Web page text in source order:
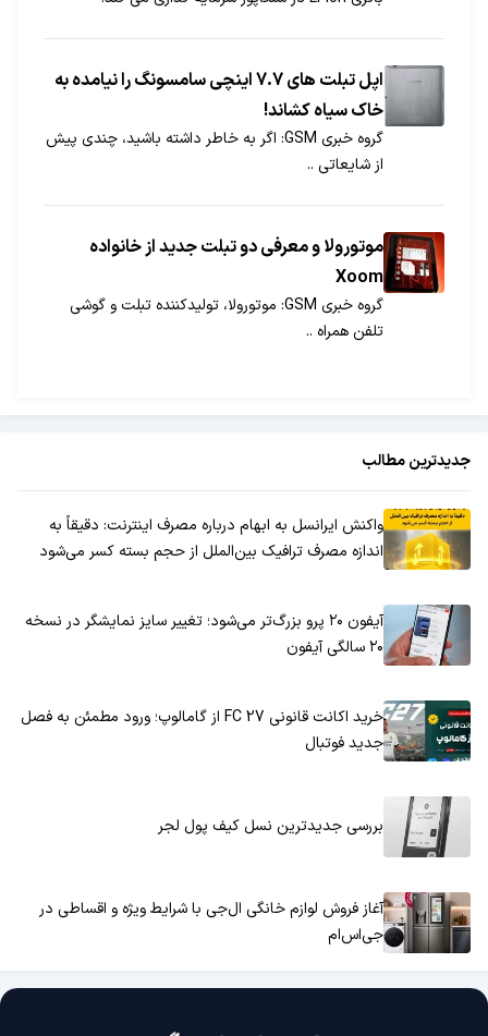
اپل تبلت های 7.7 اینچی سامسونگ را نیامده به
خاک سیاه کشاند!
گروه خبری GSM: اگر به خاطر داشته باشید، چندی پیش
از شایعاتی ..
موتورولا و معرفی دو تبلت جديد از خانواده
Xoom
گروه خبری GSM: موتورولا، تولیدكننده تبلت و گوشی
تلفن همراه ..
جدیدترین مطالب
واکنش ایرانسل به ابهام درباره مصرف اینترنت: دقیقاً به
اندازه مصرف ترافیک بین‌الملل از حجم بسته کسر می‌شود
آیفون ۲۰ پرو بزرگ‌تر می‌شود؛ تغییر سایز نمایشگر در نسخه
۲۰ سالگی آیفون
خرید اکانت قانونی FC 27 از گامالوپ؛ ورود مطمئن به فصل
جدید فوتبال
بررسی جدیدترین نسل کیف پول لجر
آغاز فروش لوازم خانگی ال‌جی با شرایط ویژه و اقساطی در
جی‌اس‌ام